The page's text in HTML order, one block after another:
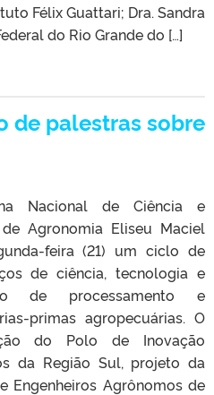
Félix Guattari; Dra. Sandra
do Rio Grande do […]
de palestras sobre
Nacional de Ciência e
Agronomia Eliseu Maciel
feira (21) um ciclo de
de ciência, tecnologia e
de processamento e
primas agropecuárias. O
do Polo de Inovação
da Região Sul, projeto da
Engenheiros Agrônomos de